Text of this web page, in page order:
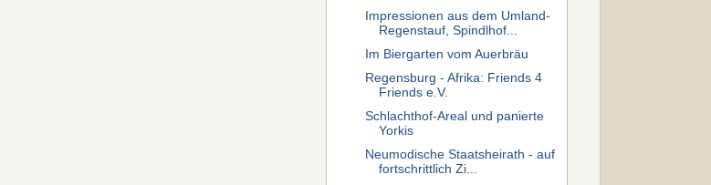
Impressionen aus dem Umland-
Regenstauf, Spindlhof...
Im Biergarten vom Auerbräu
Regensburg - Afrika: Friends 4
Friends e.V.
Schlachthof-Areal und panierte
Yorkis
Neumodische Staatsheirath - auf
fortschrittlich Zi...